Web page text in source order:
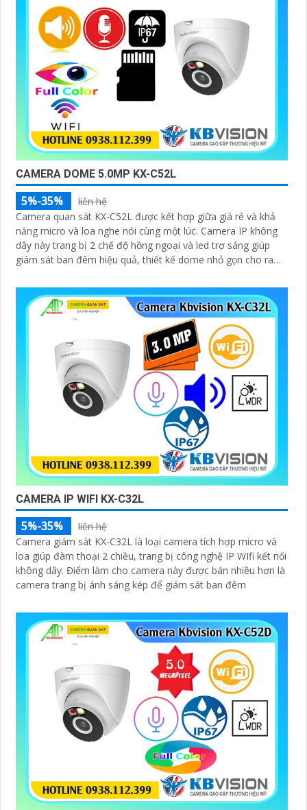
CAMERA DOME 5.0MP KX-C52L
5%-35%
liên hệ
Camera quan sát KX-C52L được kết hợp giữa giá rẻ và khả
năng micro và loa nghe nói cùng một lúc. Camera IP không
dây này trang bị 2 chế độ hồng ngoại và led trợ sáng giúp
giám sát ban đêm hiệu quả, thiết kế dome nhỏ gọn cho ra
CAMERA IP WIFI KX-C32L
5%-35%
liên hệ
Camera giám sát KX-C32L là loại camera tích hợp micro và
loa giúp đàm thoại 2 chiều, trang bị công nghệ IP WIfi kết nối
không dây. Điểm làm cho camera này được bán nhiều hơn là
camera trang bị ánh sáng kép để giám sát ban đêm